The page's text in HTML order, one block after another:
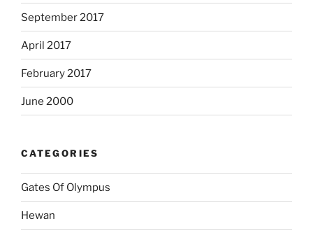
September 2017
April 2017
February 2017
June 2000
CATEGORIES
Gates Of Olympus
Hewan